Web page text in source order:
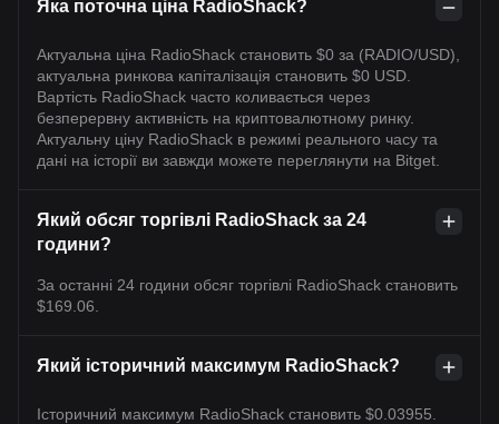
Яка поточна ціна RadioShack?
Актуальна ціна RadioShack становить $0 за (RADIO/USD),
актуальна ринкова капіталізація становить $0 USD.
Вартість RadioShack часто коливається через
безперервну активність на криптовалютному ринку.
Актуальну ціну RadioShack в режимі реального часу та
дані на історії ви завжди можете переглянути на Bitget.
Який обсяг торгівлі RadioShack за 24
години?
За останні 24 години обсяг торгівлі RadioShack становить
$169.06.
Який історичний максимум RadioShack?
Історичний максимум RadioShack становить $0.03955.